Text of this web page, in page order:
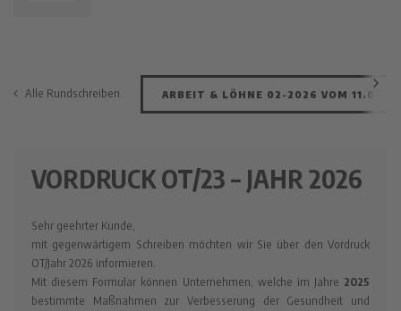
Alle Rundschreiben ARBEIT & LÖHNE 02-2026 VOM
VORDRUCK OT/23 – JAHR 2026
Sehr geehrter Kunde,
mit gegenwärtigem Schreiben möchten wir Sie über den Vordruck
OT/Jahr 2026 informieren.
Mit diesem Formular können Unternehmen, welche im Jahre 2025
bestimmte Maßnahmen zur Verbesserung der Gesundheit und